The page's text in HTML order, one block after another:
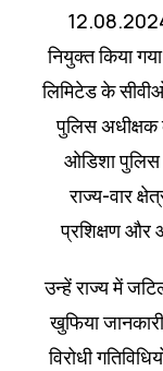
नियुक्त किया
लिमिटेड के
पुलिस
ओडिशा पुलिस
राज्य-वार
प्रशिक्षण और
उन्हें राज्य में
खुफिया
विरोधी